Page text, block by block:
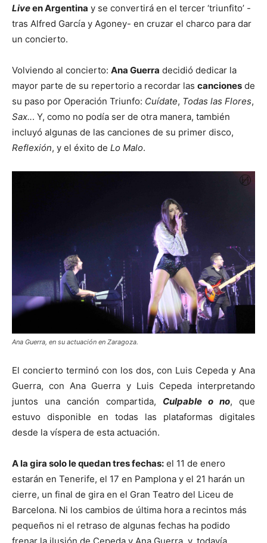
Liveen Argentina y se convertirá en el tercer ‘triunfito’ -
tras Alfred García y Agoney- en cruzar el charco para dar
un concierto.
Volviendo al concierto: Ana Guerra decidió dedicar la
mayor parte de su repertorio a recordar las canciones de
su paso por Operación Triunfo: Cuídate, Todas las Flores,
Sax... Y, como no podía ser de otra manera, también
incluyó algunas de las canciones de su primer disco,
Reflexión, y el éxito de Lo Malo.
Ana Guerra, en su actuación en Zaragoza.
El concierto terminó con los dos, con Luis Cepeda y Ana
Guerra, con Ana Guerra y Luis Cepeda interpretando
juntos una canción compartida, Culpable o no, que
estuvo disponible en todas las plataformas digitales
desde la víspera de esta actuación.
A la gira solo le quedan tres fechas: el 11 de enero
estarán en Tenerife, el 17 en Pamplona y el 21 harán un
cierre, un final de gira en el Gran Teatro del Liceu de
Barcelona. Ni los cambios de última hora a recintos más
pequeños ni el retraso de algunas fechas ha podido